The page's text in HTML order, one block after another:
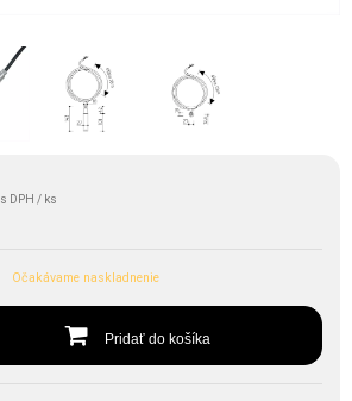
s DPH / ks
Očakávame naskladnenie
Pridať do košíka